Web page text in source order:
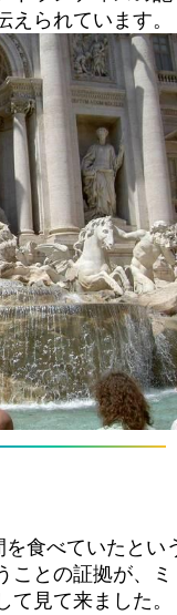
られています。
食べていたとい
ことの証拠が、ミ
見て来ました。